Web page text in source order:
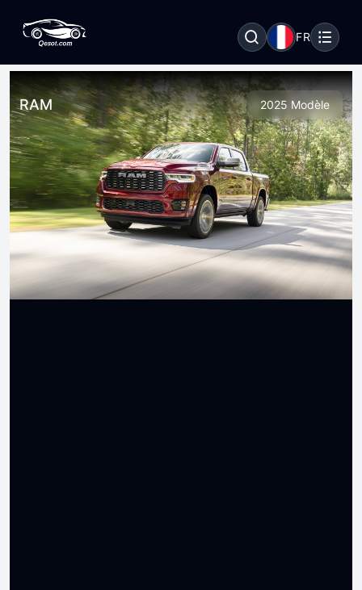
FR
RAM 2025 Modèle